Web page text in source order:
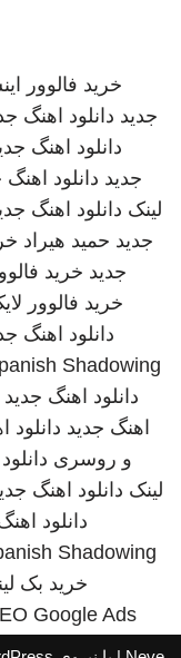
خرید فالوور
جدید دانلود اهنگ
دانلود اهنگ
جدید دانلود اهنگ
لینک دانلود اهنگ
جدید حمید هیراد
جدید خرید
خرید فالوور
دانلود اهنگ
Shadowing
دانلود اهنگ جدید
اهنگ جدید دانلود
و روسری
لینک دانلود اهنگ
دانلود
Shadowing
خرید بک
Google Ads